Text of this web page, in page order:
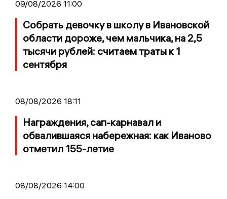
09/08/2026 11:00
Собрать девочку в школу в Ивановской
области дороже, чем мальчика, на 2,5
тысячи рублей: считаем траты к 1
сентября
08/08/2026 18:11
Награждения, сап-карнавал и
обвалившаяся набережная: как Иваново
отметил 155-летие
08/08/2026 14:00